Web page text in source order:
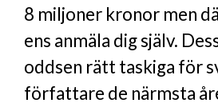
8 miljoner kronor men
ens anmäla dig själv.
oddsen rätt taskiga för
författare de närmsta